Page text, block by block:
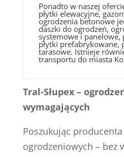
Ponadto w naszej
płytki elewacyjne,
ogrodzenia betonowe
daszki do ogrodzeń,
systemowe i panelowe,
płytki prefabrykowane,
tarasowe. Istnieje
transportu do miasta
Tral-Słupex –
wymagających
Poszukując
ogrodzeniowych – bez